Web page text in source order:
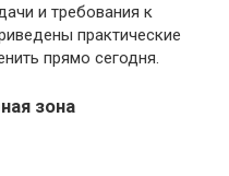
и требования к
практические
прямо сегодня.
зона